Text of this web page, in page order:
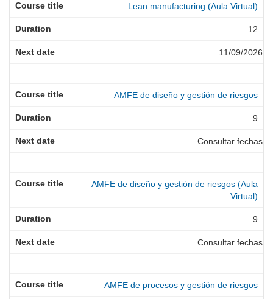
Lean manufacturing (Aula Virtual)
12
11/09/2026
AMFE de diseño y gestión de riesgos
9
Consultar fechas
AMFE de diseño y gestión de riesgos (Aula
Virtual)
9
Consultar fechas
AMFE de procesos y gestión de riesgos